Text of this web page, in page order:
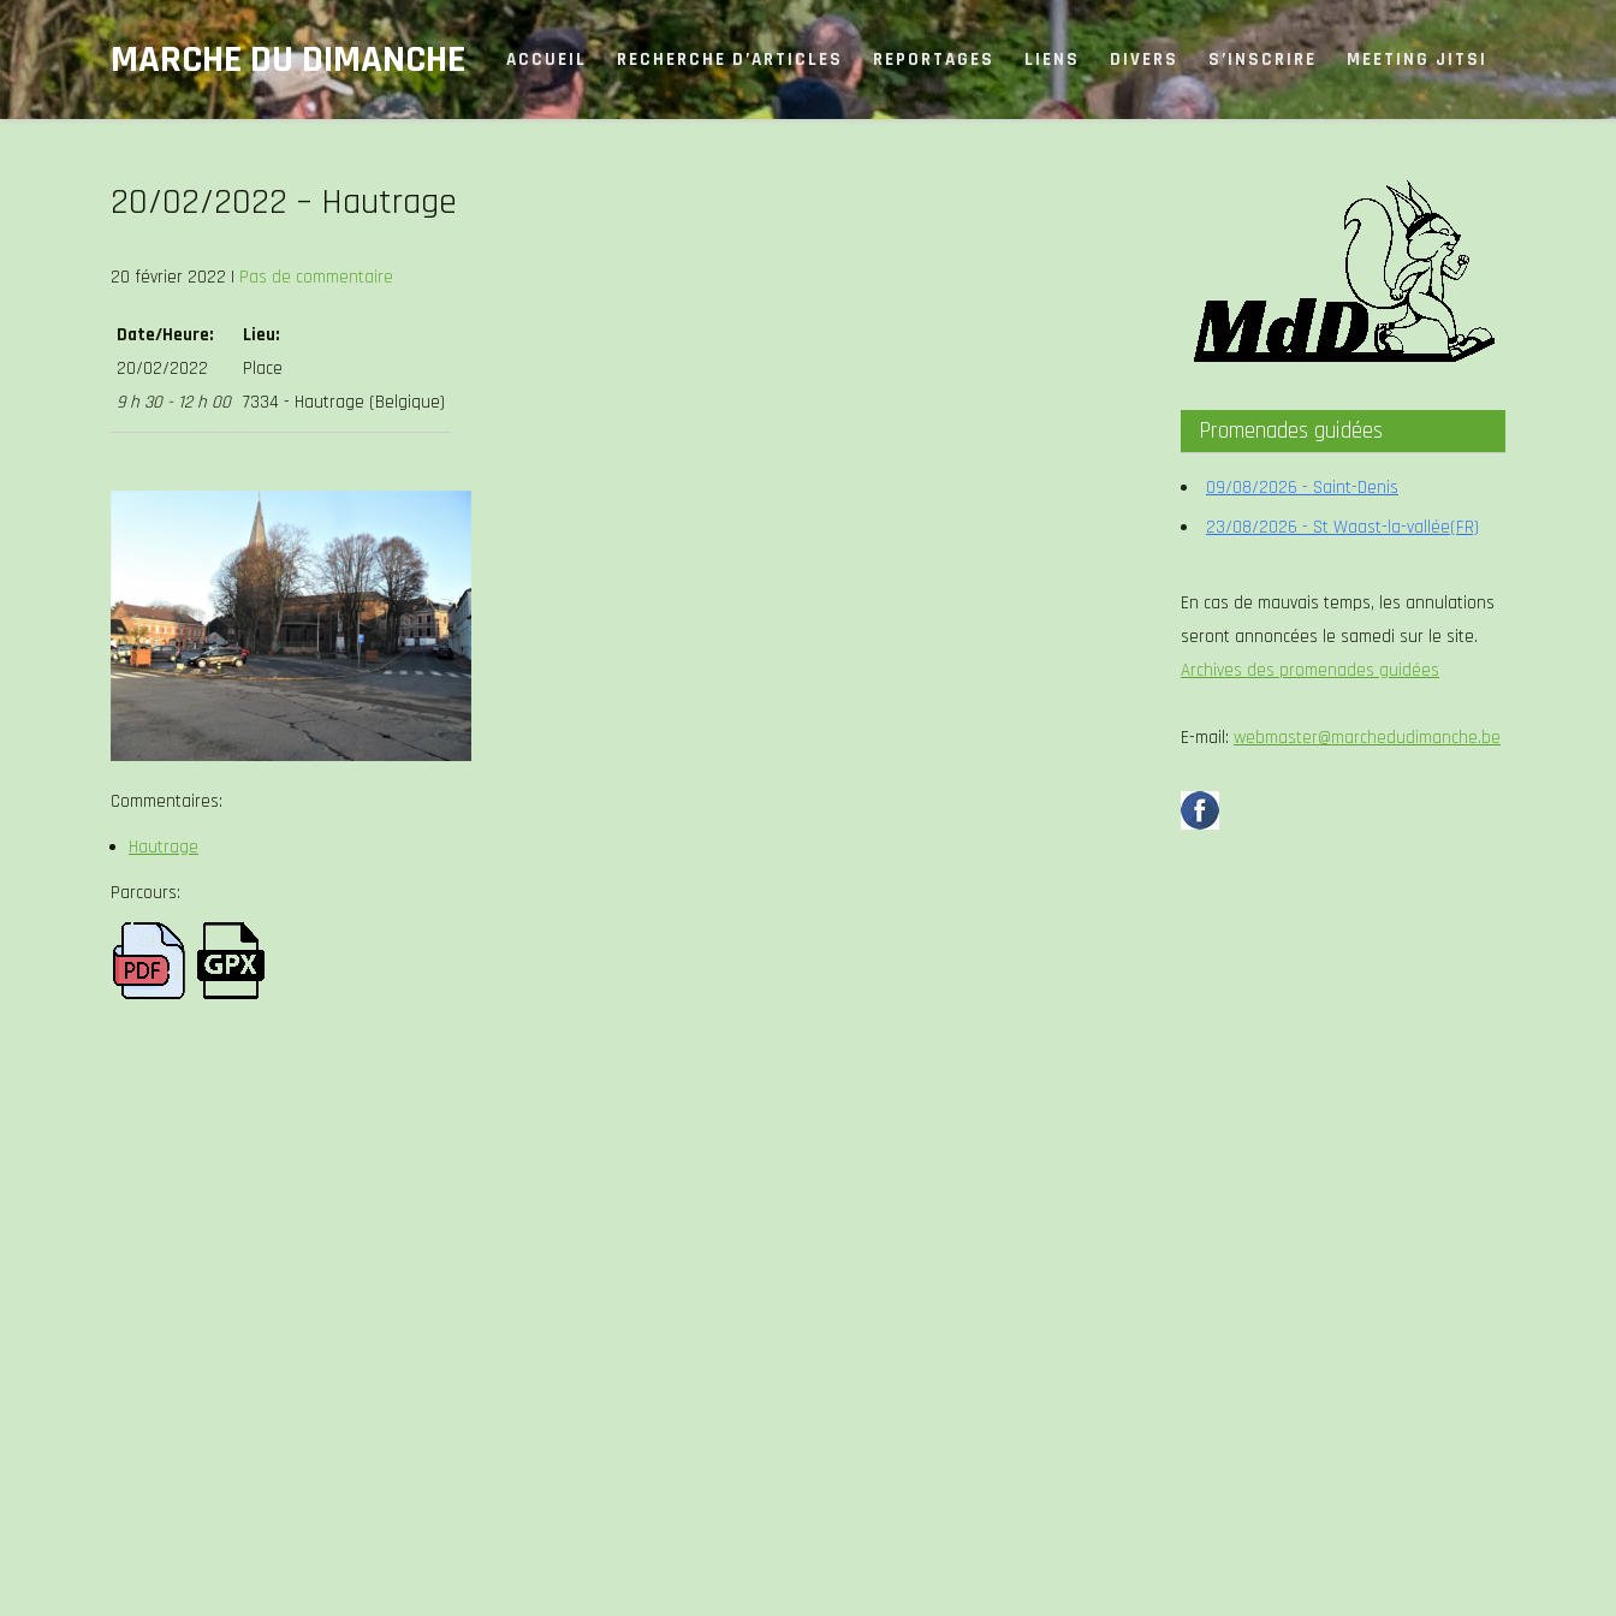
Skip
to
content
MARCHE DU DIMANCHE ACCUEIL RECHERCHE D’ARTICLES REPORTAGES LIENS DIVERS S’INSCRIRE MEETING JITSI
20/02/2022 – Hautrage
20 février 2022 | Pas de commentaire
Date/Heure:
20/02/2022
9 h 30 - 12 h 00
Lieu:
Place
7334 - Hautrage (Belgique)
Commentaires:
Hautrage
Parcours:
Promenades guidées
09/08/2026 - Saint-Denis
23/08/2026 - St Waast-la-vallée(FR)
En cas de mauvais temps, les annulations
seront annoncées le samedi sur le site.
Archives des promenades guidées
E-mail: webmaster@marchedudimanche.be